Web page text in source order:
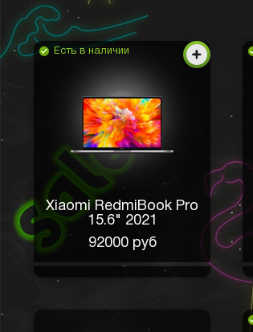
Есть в наличии
Xiaomi RedmiBook Pro
15.6" 2021
92000 руб